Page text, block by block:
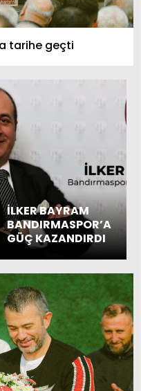
tarihe geçti
İLKER BAYRAM
BANDIRMASPOR’A
GÜÇ KAZANDIRDI